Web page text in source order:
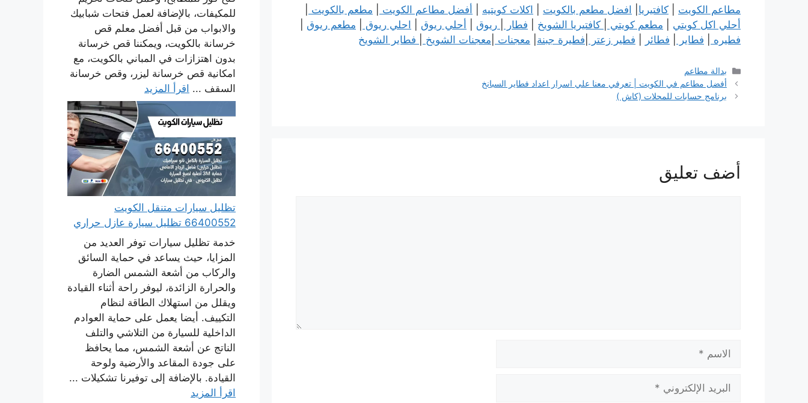
مطاعم الكويت كافتيريا افضل مطعم بالكويت اكلات كويتيه أفضل مطاعم الكويت مطعم بالكويت
أحلي اكل كويتي
مطعم كويتي كافتيريا الشويخ فطار ريوق أحلي ريوق احلي ريوق مطعم ريوق
فطيره
فطاير فطائر فطير زعتر فطيرة جبنة معجنات معجنات الشويخ فطاير الشويخ
التصنيفات
بدالة مطاعم
أفضل مطاعم في الكويت | تعرفي معنا علي اسرار اعداد فطاير السبانخ
برنامج حسابات للمحلات (كاش )
أضف تعليق
الاسم
البريد
الإلكتروني
للمكيفات، بالإضافة لعمل فتحات شبابيك
والابواب من قبل أفضل معلم قص
خرسانة بالكويت، ويمكننا قص خرسانة
بدون اهتزازات في المباني بالكويت، مع
امكانية قص خرسانة ليزر، وقص خرسانة
السقف ... اقرأ المزيد
تظليل سيارات متنقل الكويت
66400552 تظليل سيارة عازل حراري
خدمة تظليل سيارات توفر العديد من
المزايا، حيث يساعد في حماية السائق
والركاب من أشعة الشمس الضارة
والحرارة الزائدة، ليوفر راحة أثناء القيادة
ويقلل من استهلاك الطاقة لنظام
التكييف. أيضا يعمل على حماية العوادم
الداخلية للسيارة من التلاشي والتلف
الناتج عن أشعة الشمس، مما يحافظ
على جودة المقاعد والأرضية ولوحة
القيادة. بالإضافة إلى توفيرنا تشكيلات ...
اقرأ المزيد